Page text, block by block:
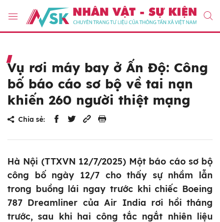
Vụ rơi máy bay ở Ấn Độ: Công
bố báo cáo sơ bộ về tai nạn
khiến 260 người thiệt mạng
Chia sẻ:
Hà Nội (TTXVN 12/7/2025) Một báo cáo sơ bộ
công bố ngày 12/7 cho thấy sự nhầm lẫn
trong buồng lái ngay trước khi chiếc Boeing
787 Dreamliner của Air India rơi hồi tháng
trước, sau khi hai công tắc ngắt nhiên liệu